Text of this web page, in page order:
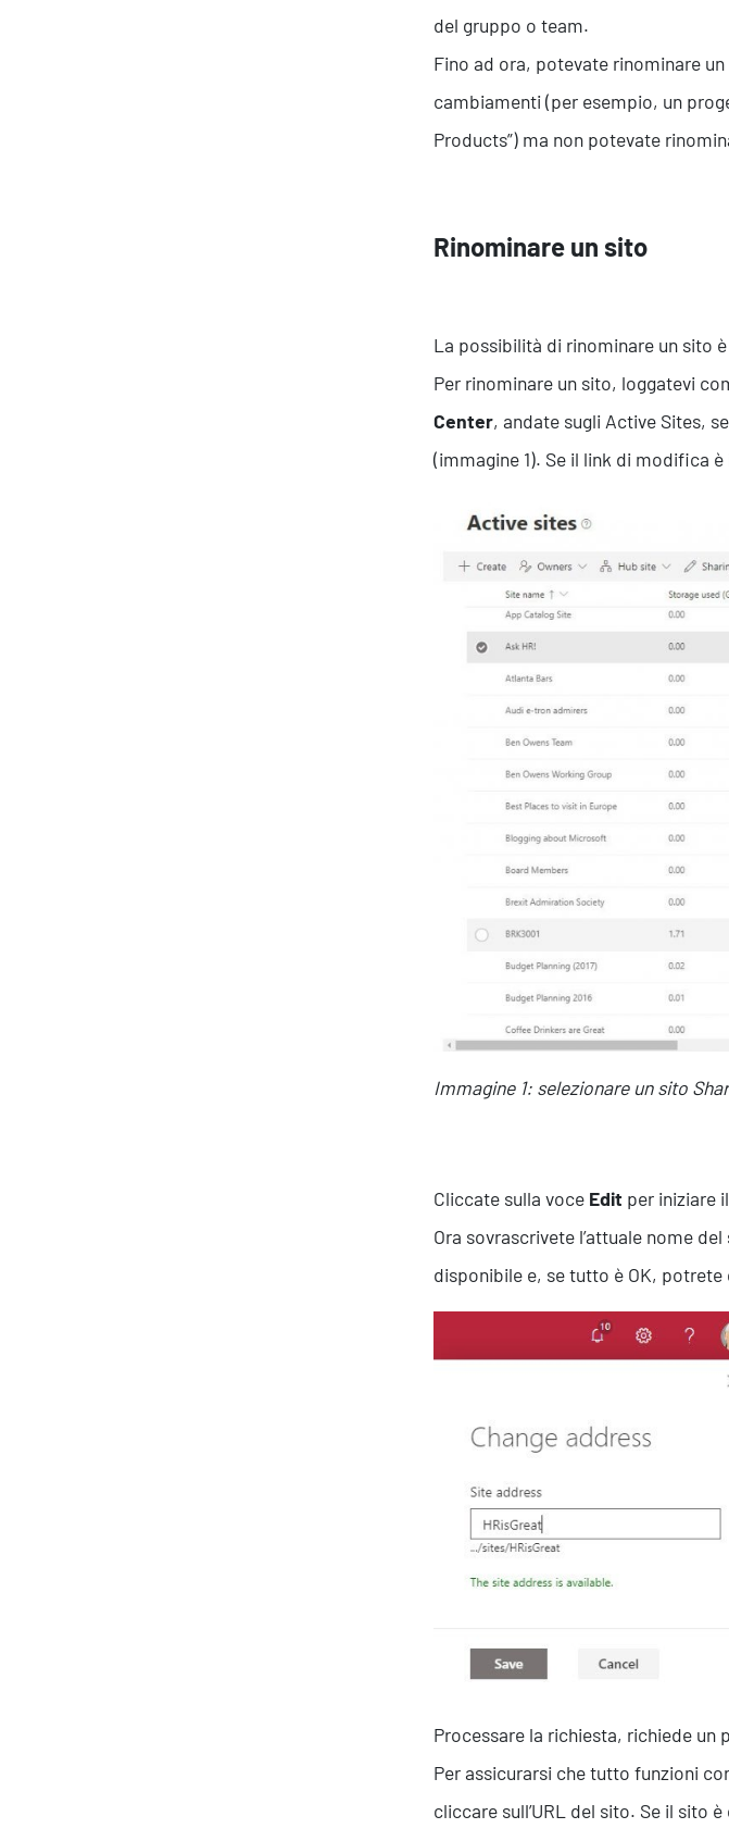
del gruppo o team.
Fino ad ora, potevate rinominare
cambiamenti (per esempio, un
Products”) ma non potevate
Rinominare un sito
La possibilità di rinominare un sito
Per rinominare un sito, loggatevi
Center, andate sugli Active Sites,
(immagine 1). Se il link di modifica
Immagine 1: selezionare un sito
Cliccate sulla voce Edit per iniziare
Ora sovrascrivete l’attuale nome
disponibile e, se tutto è OK, potrete
Processare la richiesta, richiede un
Per assicurarsi che tutto funzioni
cliccare sull’URL del sito. Se il sito